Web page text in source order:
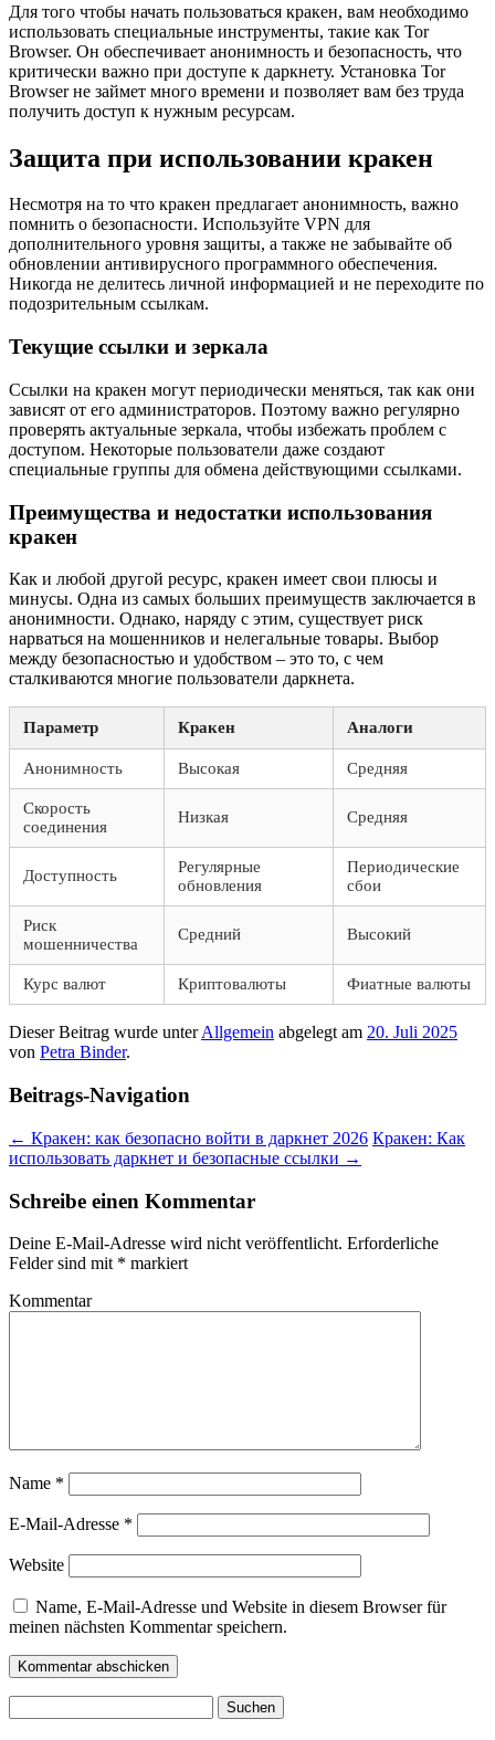
Для того чтобы начать пользоваться кракен, вам необходимо
использовать специальные инструменты, такие как Tor
Browser. Он обеспечивает анонимность и безопасность, что
критически важно при доступе к даркнету. Установка Tor
Browser не займет много времени и позволяет вам без труда
получить доступ к нужным ресурсам.
Защита при использовании кракен
Несмотря на то что кракен предлагает анонимность, важно
помнить о безопасности. Используйте VPN для
дополнительного уровня защиты, а также не забывайте об
обновлении антивирусного программного обеспечения.
Никогда не делитесь личной информацией и не переходите по
подозрительным ссылкам.
Текущие ссылки и зеркала
Ссылки на кракен могут периодически меняться, так как они
зависят от его администраторов. Поэтому важно регулярно
проверять актуальные зеркала, чтобы избежать проблем с
доступом. Некоторые пользователи даже создают
специальные группы для обмена действующими ссылками.
Преимущества и недостатки использования
кракен
Как и любой другой ресурс, кракен имеет свои плюсы и
минусы. Одна из самых больших преимуществ заключается в
анонимности. Однако, наряду с этим, существует риск
нарваться на мошенников и нелегальные товары. Выбор
между безопасностью и удобством – это то, с чем
сталкиваются многие пользователи даркнета.
Параметр Кракен Аналоги
Анонимность Высокая Средняя
Скорость
соединения
Низкая Средняя
Доступность
Регулярные
обновления
Периодические
сбои
Риск
мошенничества
Средний Высокий
Курс валют Криптовалюты Фиатные валюты
Dieser Beitrag wurde unterAllgemein abgelegt am 20. Juli 2025
von Petra Binder.
Beitrags-Navigation
← Кракен: как безопасно войти в даркнет 2026 Кракен: Как
использовать даркнет и безопасные ссылки →
Schreibe einen Kommentar
Deine E-Mail-Adresse wird nicht veröffentlicht. Erforderliche
Felder sind mit * markiert
Kommentar
Name *
E-Mail-Adresse *
Website
Name, E-Mail-Adresse und Website in diesem Browser für
meinen nächsten Kommentar speichern.
nach: